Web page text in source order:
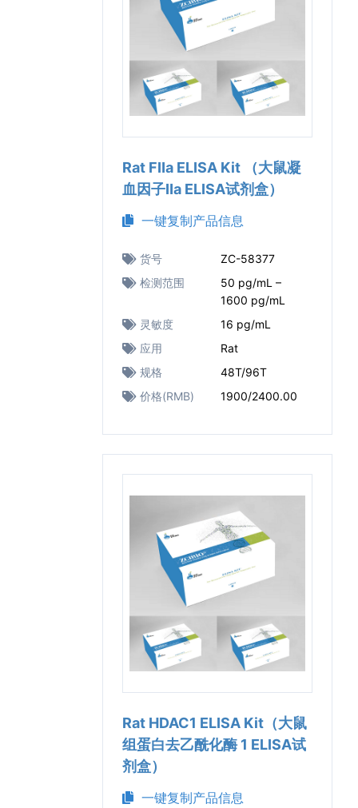
Rat FⅡa ELISA Kit （大鼠凝
血因子Ⅱa ELISA试剂盒）
一键复制产品信息
货号
ZC-58377
检测范围
50 pg/mL –
1600 pg/mL
灵敏度
16 pg/mL
应用
Rat
规格
48T/96T
价格(RMB)
1900/2400.00
Rat HDAC1 ELISA Kit（大鼠
组蛋白去乙酰化酶 1 ELISA试
剂盒）
一键复制产品信息